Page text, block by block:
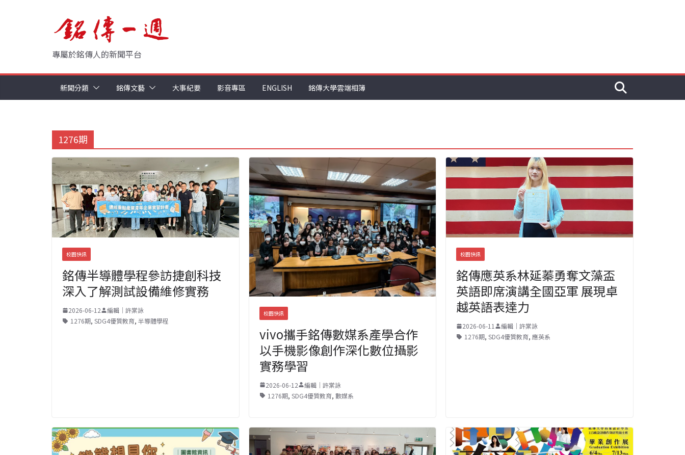
專屬於銘傳人的新聞平台
新聞分類 銘傳文藝 大事紀要 影音專區 ENGLISH 銘傳大學雲端相簿
1276期
校園快訊
銘傳半導體學程參訪捷創科技
深入了解測試設備維修實務
2026-06-12
編輯｜許棠詠
1276期, SDG4優質教育, 半導體學程
校園快訊
vivo攜手銘傳數媒系產學合作
以手機影像創作深化數位攝影
實務學習
2026-06-12
編輯｜許棠詠
1276期, SDG4優質教育, 數媒系
校園快訊
銘傳應英系林延蓁勇奪文藻盃
英語即席演講全國亞軍 展現卓
越英語表達力
2026-06-11
編輯｜許棠詠
1276期,SDG4優質教育,應英系